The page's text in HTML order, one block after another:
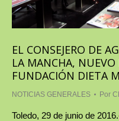
EL CONSEJERO DE
LA MANCHA, NUEVO
FUNDACIÓN DIETA
NOTICIAS GENERALES Por
Toledo, 29 de junio de